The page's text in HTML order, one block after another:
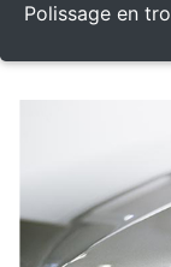
Polissage en